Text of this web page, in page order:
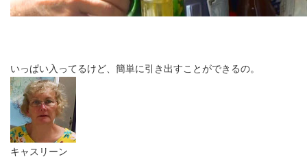
いっぱい入ってるけど、簡単に引き出すことができるの。
キャスリーン